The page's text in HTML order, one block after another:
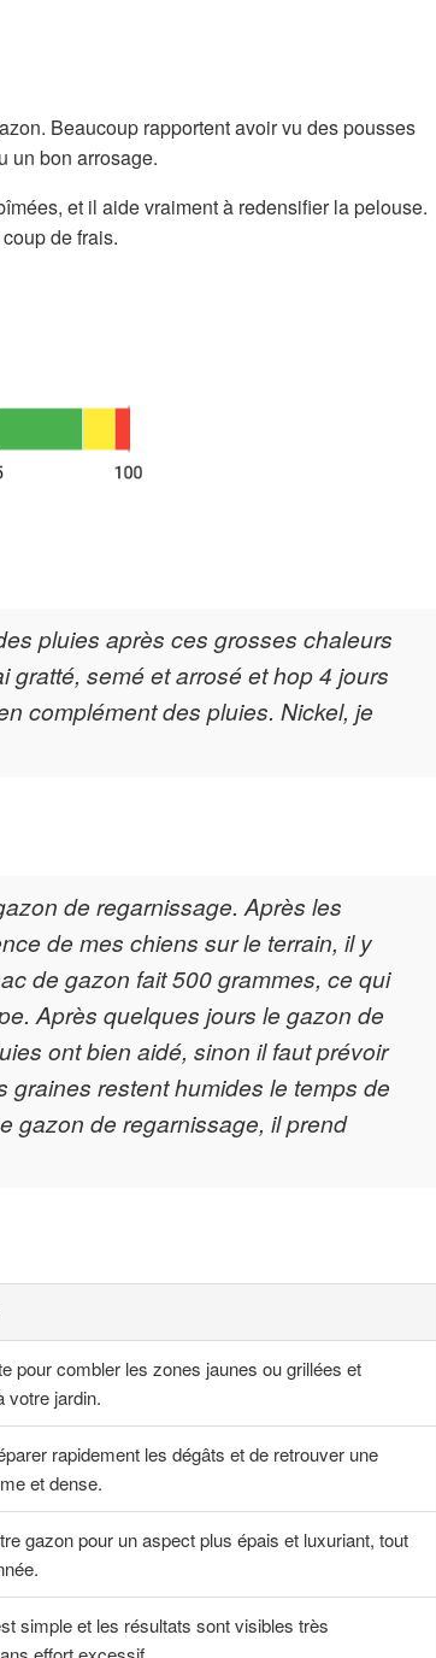
Beaucoup rapportent avoir vu des pousses
un bon arrosage.
et il aide vraiment à redensifier la pelouse.
de frais.
pluies après ces grosses chaleurs
gratté, semé et arrosé et hop 4 jours
complément des pluies. Nickel, je
de regarnissage. Après les
de mes chiens sur le terrain, il y
de gazon fait 500 grammes, ce qui
Après quelques jours le gazon de
ont bien aidé, sinon il faut prévoir
graines restent humides le temps de
gazon de regarnissage, il prend
pour combler les zones jaunes ou grillées et
votre jardin.
rapidement les dégâts et de retrouver une
et dense.
gazon pour un aspect plus épais et luxuriant, tout
simple et les résultats sont visibles très